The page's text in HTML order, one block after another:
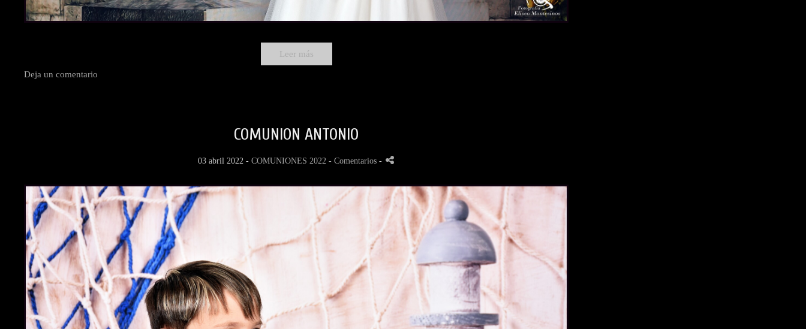
Leer más
Deja un comentario
COMUNION ANTONIO
03 abril 2022 - COMUNIONES 2022 - Comentarios -